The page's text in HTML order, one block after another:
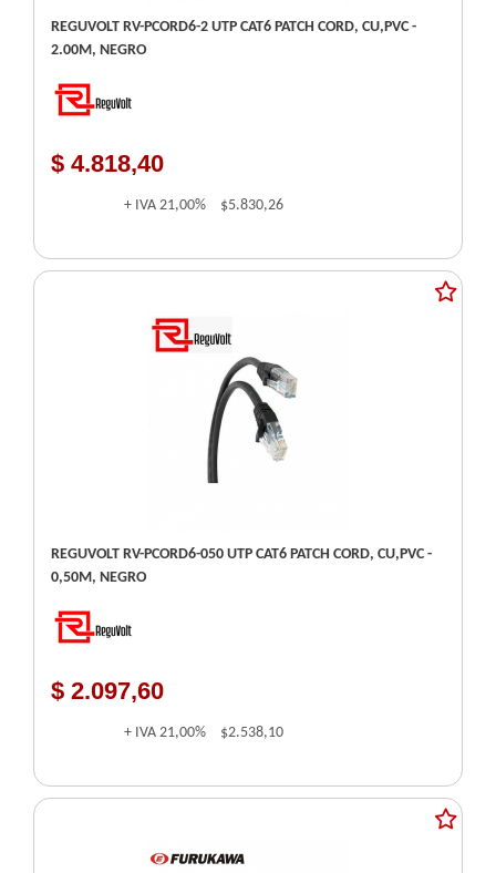
REGUVOLT RV-PCORD6-2 UTP CAT6 PATCH CORD, CU,PVC -
2.00M, NEGRO
$ 4.818,40
+ IVA 21,00% $5.830,26
REGUVOLT RV-PCORD6-050 UTP CAT6 PATCH CORD, CU,PVC -
0,50M, NEGRO
$ 2.097,60
+ IVA 21,00% $2.538,10